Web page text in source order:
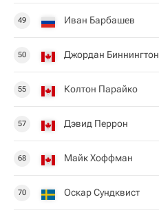
49 Иван Барбашев
50 Джордан Биннингтон
55 Колтон Парайко
57 Дэвид Перрон
68 Майк Хоффман
70 Оскар Сундквист